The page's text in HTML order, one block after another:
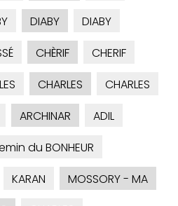
DIABY
DIABY
CHÈRIF
CHERIF
CHARLES
CHARLES
ARCHINAR
ADIL
du BONHEUR
KARAN
MOSSORY - MA